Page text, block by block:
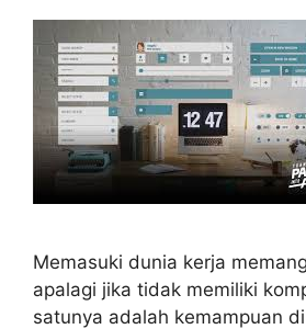
Memasuki dunia kerja
apalagi jika tidak memiliki
satunya adalah kemampuan